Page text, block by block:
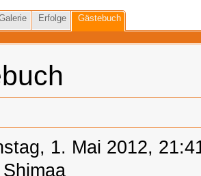
Erfolge Gästebuch
1. Mai 2012,